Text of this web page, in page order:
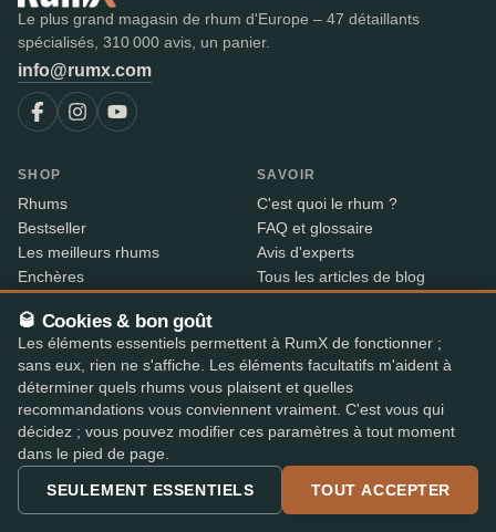
Le plus grand magasin de rhum d'Europe – 47 détaillants
spécialisés, 310 000 avis, un panier.
info@rumx.com
SHOP
Rhums
Bestseller
Les meilleurs rhums
Enchères
Merch
SAVOIR
C'est quoi le rhum ?
FAQ et glossaire
Avis d'experts
Tous les articles de blog
Embouteilleurs
Millésimes
Index des rhums
Baisses de prix
A propos
Où est ma commande ?
🥃 Cookies & bon goût
Les éléments essentiels permettent à RumX de fonctionner ;
sans eux, rien ne s'affiche. Les éléments facultatifs m'aident à
déterminer quels rhums vous plaisent et quelles
recommandations vous conviennent vraiment. C'est vous qui
décidez ; vous pouvez modifier ces paramètres à tout moment
dans le pied de page.
SEULEMENT ESSENTIELS TOUT ACCEPTER